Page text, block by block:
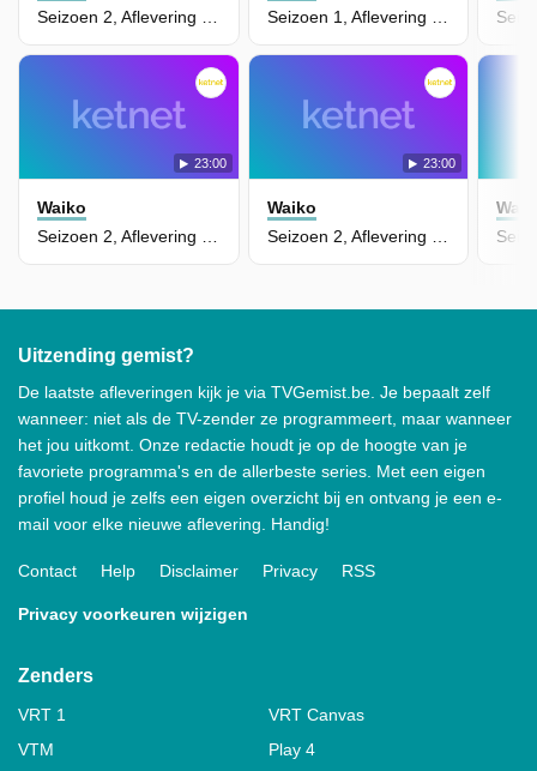
Seizoen 2, Aflevering 10 - Niemand Is Veilig Wanneer Je In Het Oog Van Kazvar Kijkt.
Seizoen 1, Aflevering 1 - De Kracht Van Ojee
23:00
Waiko
23:00
Waiko
Uitzending gemist?
De laatste afleveringen kijk je via TVGemist.be. Je bepaalt zelf
wanneer: niet als de TV-zender ze programmeert, maar wanneer
het jou uitkomt. Onze redactie houdt je op de hoogte van je
favoriete programma's en de allerbeste series. Met een eigen
profiel houd je zelfs een eigen overzicht bij en ontvang je een e-
mail voor elke nieuwe aflevering. Handig!
Contact Help Disclaimer Privacy RSS
Privacy voorkeuren wijzigen
Zenders
VRT 1
VRT Canvas
VTM
Play 4